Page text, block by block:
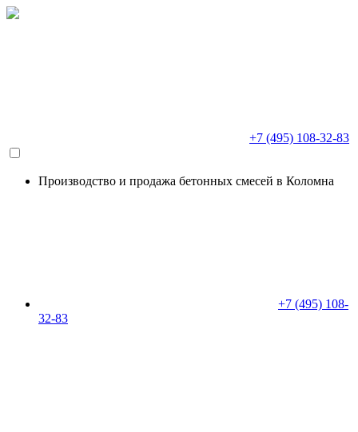
+7 (495) 108-32-83
Производство и продажа бетонных смесей в Коломна
+7 (495) 108-
32-83